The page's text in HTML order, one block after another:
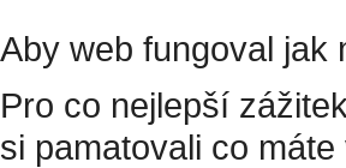
Aby web fungoval jak
Pro co nejlepší
si pamatovali co